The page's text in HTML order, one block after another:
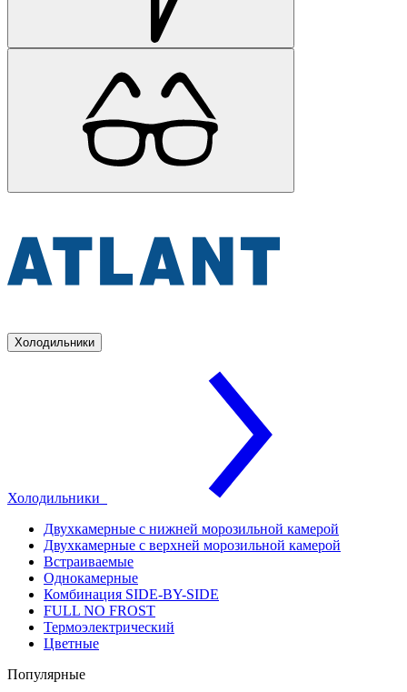
Холодильники
Холодильники
Двухкамерные с нижней морозильной камерой
Двухкамерные с верхней морозильной камерой
Встраиваемые
Однокамерные
Комбинация SIDE-BY-SIDE
FULL NO FROST
Термоэлектрический
Цветные
Популярные